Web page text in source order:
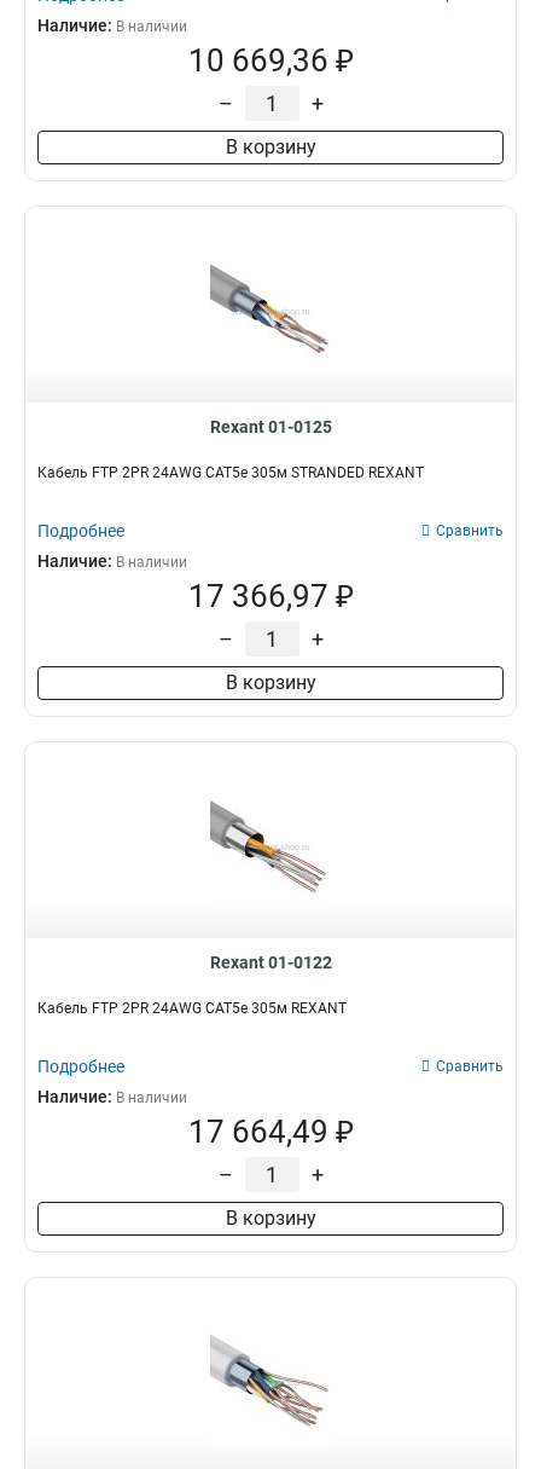
Наличие: В наличии
10 669,36 ₽
– +
В корзину
Rexant 01-0125
Кабель FTP 2PR 24AWG CAT5e 305м STRANDED REXANT
Подробнее Сравнить
Наличие: В наличии
17 366,97 ₽
– +
В корзину
Rexant 01-0122
Кабель FTP 2PR 24AWG CAT5e 305м REXANT
Подробнее Сравнить
Наличие: В наличии
17 664,49 ₽
– +
В корзину